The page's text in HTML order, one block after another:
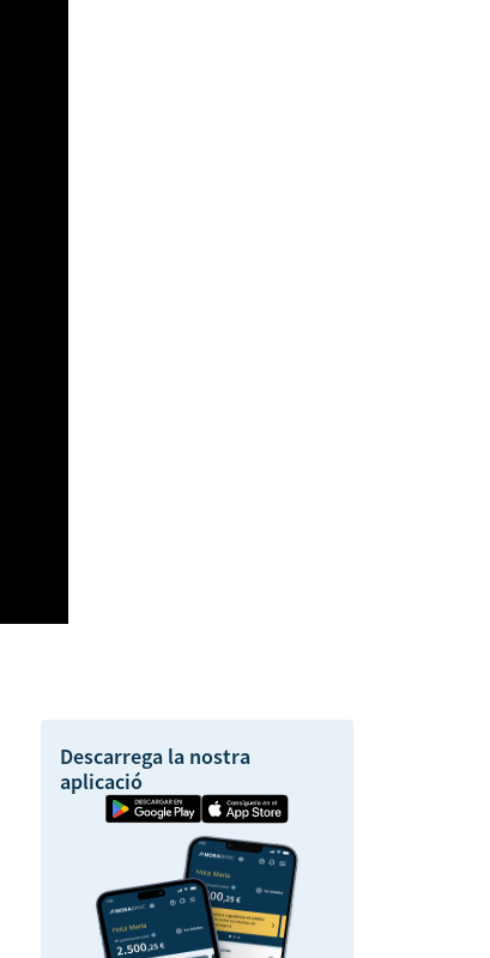
Descarrega la nostra
aplicació